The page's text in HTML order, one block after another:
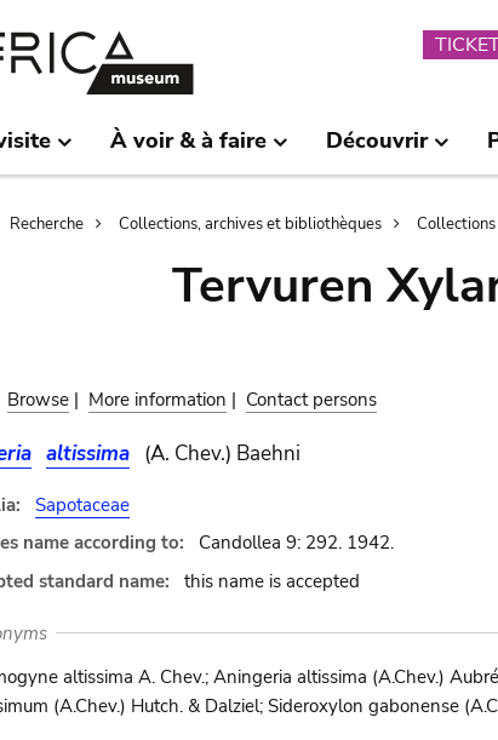
À voir & à faire Découvrir
Recherche Collections, archives et bibliothèques Collections
Tervuren
Browse | More information | Contact persons
altissima (A. Chev.) Baehni
Sapotaceae
name according to:
Candollea 9: 292. 1942.
standard name:
this name is accepted
altissima A. Chev.; Aningeria altissima (A.Chev.)
(A.Chev.) Hutch. & Dalziel; Sideroxylon gabonense